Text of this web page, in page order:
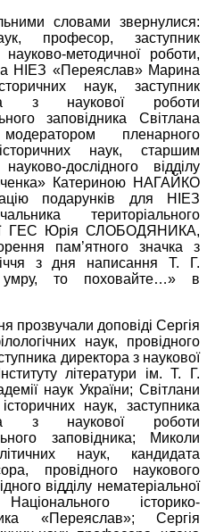
словами звернулися:
професор, заступник
методичної роботи,
НІЕЗ «Переяслав» Марина
наук, заступник
з наукової роботи
заповідника Світлана
пленарного
наук, старшим
дослідного відділу
Катериною НАГАЙКО
подарунків для НІЕЗ
територіального
ГЕС Юрія СЛОБОДЯНИКА,
пам’ятного значка з
з дня написання Т. Г.
то поховайте…» в
прозвучали доповіді Сергія
наук, провідного
директора з наукової
літератури ім. Т. Г.
наук України; Світлани
наук, заступника
з наукової роботи
заповідника; Миколи
наук, кандидата
провідного наукового
відділу нематеріальної
історико-
«Переяслав»; Сергія